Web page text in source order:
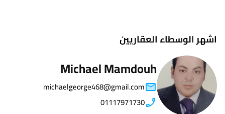
اشهر الوسطاء العقاريين
Michael Mamdouh
michaelgeorge468@gmail.com
01117971730